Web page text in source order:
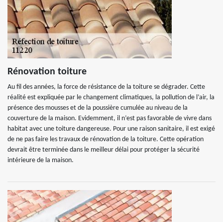
Rénovation toiture
Au fil des années, la force de résistance de la toiture se dégrader. Cette
réalité est expliquée par le changement climatiques, la pollution de l’air, la
présence des mousses et de la poussière cumulée au niveau de la
couverture de la maison. Evidemment, il n’est pas favorable de vivre dans
habitat avec une toiture dangereuse. Pour une raison sanitaire, il est exigé
de ne pas faire les travaux de rénovation de la toiture. Cette opération
devrait être terminée dans le meilleur délai pour protéger la sécurité
intérieure de la maison.